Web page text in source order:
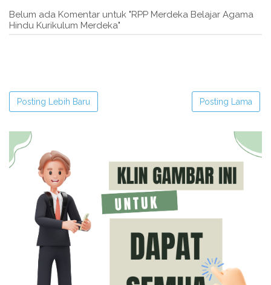
Belum ada Komentar untuk "RPP Merdeka Belajar Agama
Hindu Kurikulum Merdeka"
Posting Lebih Baru Posting Lama